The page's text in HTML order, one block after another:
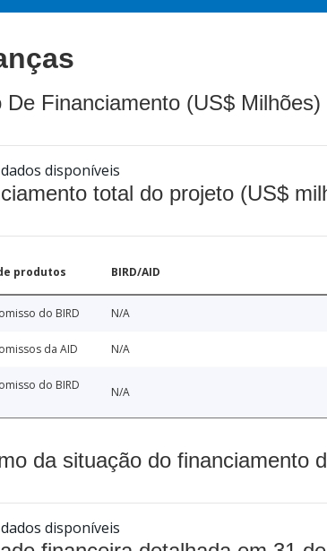
De Financiamento (US$ Milhões)
disponíveis
total do projeto (US$
produtos BIRD/AID
do BIRD N/A
da AID N/A
do BIRD
N/A
da situação do financiamento
disponíveis